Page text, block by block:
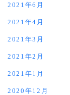
2021年6月
2021年4月
2021年3月
2021年2月
2021年1月
2020年12月